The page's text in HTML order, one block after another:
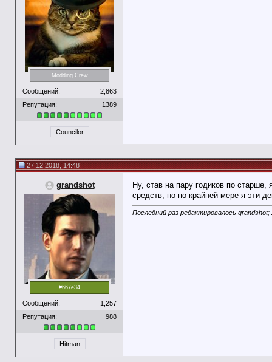
Modding Crew
Сообщений:
2,863
Репутация:
1389
Councilor
27.12.2018, 14:48
grandshot
#667e34
Сообщений:
1,257
Репутация:
988
Hitman
Ну, став на пару годиков по
средств, но по крайней мере я эти
Последний раз редактировалось